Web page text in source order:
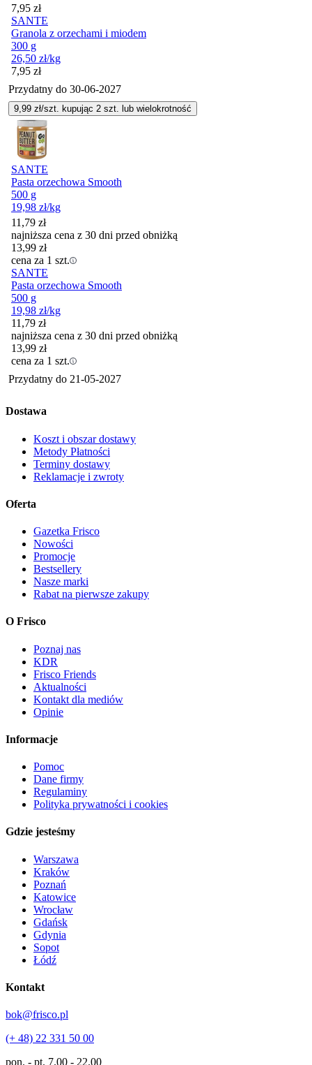
Cena
7,95 zł
SANTE
Granola z orzechami i miodem
300 g
26,50 zł/kg
Cena
7,95 zł
Przydatny do 30-06-2027
9,99 zł/szt. kupując 2 szt. lub wielokrotność
SANTE
Pasta orzechowa Smooth
500 g
19,98 zł/kg
11,79 zł
najniższa cena z 30 dni przed obniżką
13,99 zł
cena za 1 szt.
SANTE
Pasta orzechowa Smooth
500 g
19,98 zł/kg
11,79 zł
najniższa cena z 30 dni przed obniżką
13,99 zł
cena za 1 szt.
Przydatny do 21-05-2027
Dostawa
Koszt i obszar dostawy
Metody Płatności
Terminy dostawy
Reklamacje i zwroty
Oferta
Gazetka Frisco
Nowości
Promocje
Bestsellery
Nasze marki
Rabat na pierwsze zakupy
O Frisco
Poznaj nas
KDR
Frisco Friends
Aktualności
Kontakt dla mediów
Opinie
Informacje
Pomoc
Dane firmy
Regulaminy
Polityka prywatności i cookies
Gdzie jesteśmy
Warszawa
Kraków
Poznań
Katowice
Wrocław
Gdańsk
Gdynia
Sopot
Łódź
Kontakt
bok@frisco.pl
(+ 48) 22 331 50 00
pon. - pt. 7.00 - 22.00